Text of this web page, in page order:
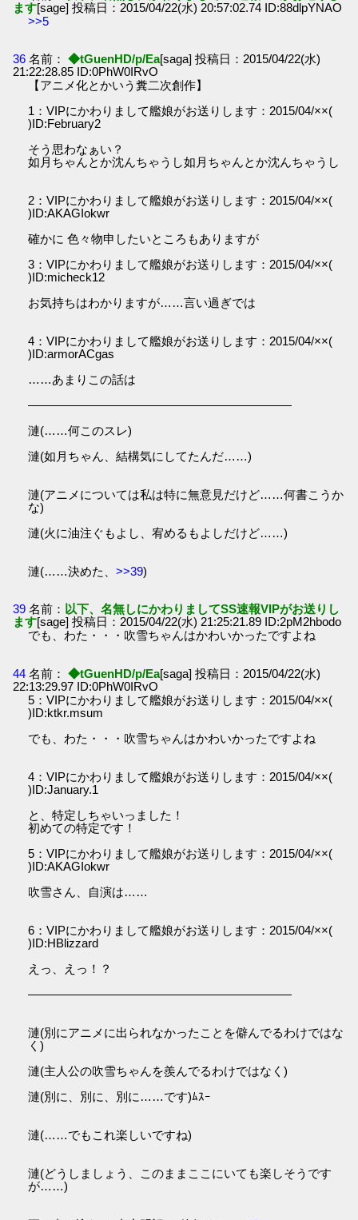
ます[sage] 投稿日：2015/04/22(水) 20:57:02.74 ID:88dlpYNAO
>>5
36 名前： ◆tGuenHD/p/Ea[saga] 投稿日：2015/04/22(水)
21:22:28.85 ID:0PhW0IRvO
【アニメ化とかいう糞二次創作】
1：VIPにかわりまして艦娘がお送りします：2015/04/××(
)ID:February2
そう思わなぁい？
如月ちゃんとか沈んちゃうし如月ちゃんとか沈んちゃうし
2：VIPにかわりまして艦娘がお送りします：2015/04/××(
)ID:AKAGIokwr
確かに 色々物申したいところもありますが
3：VIPにかわりまして艦娘がお送りします：2015/04/××(
)ID:micheck12
お気持ちはわかりますが……言い過ぎでは
4：VIPにかわりまして艦娘がお送りします：2015/04/××(
)ID:armorACgas
……あまりこの話は
――――――――――――――――――――――
漣(……何このスレ)
漣(如月ちゃん、結構気にしてたんだ……)
漣(アニメについては私は特に無意見だけど……何書こうか
な)
漣(火に油注ぐもよし、宥めるもよしだけど……)
漣(……決めた、>>39)
39 名前： 以下、名無しにかわりましてSS速報VIPがお送りし
ます[sage] 投稿日：2015/04/22(水) 21:25:21.89 ID:2pM2hbodo
でも、わた・・・吹雪ちゃんはかわいかったですよね
44 名前： ◆tGuenHD/p/Ea[saga] 投稿日：2015/04/22(水)
22:13:29.97 ID:0PhW0IRvO
5：VIPにかわりまして艦娘がお送りします：2015/04/××(
)ID:ktkr.msum
でも、わた・・・吹雪ちゃんはかわいかったですよね
4：VIPにかわりまして艦娘がお送りします：2015/04/××(
)ID:January.1
と、特定しちゃいっました！
初めての特定です！
5：VIPにかわりまして艦娘がお送りします：2015/04/××(
)ID:AKAGIokwr
吹雪さん、自演は……
6：VIPにかわりまして艦娘がお送りします：2015/04/××(
)ID:HBlizzard
えっ、えっ！？
――――――――――――――――――――――
漣(別にアニメに出られなかったことを僻んでるわけではな
く)
漣(主人公の吹雪ちゃんを羨んでるわけではなく)
漣(別に、別に、別に……です)ﾑｽｰ
漣(……でもこれ楽しいですね)
漣(どうしましょう、このままここにいても楽しそうです
が……)